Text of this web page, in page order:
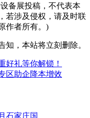
备展投稿，不代表本
若涉及侵权，请及时联
作者所有。)
知，本站将立刻删除。
好礼等你解锁！
区助企降本增效